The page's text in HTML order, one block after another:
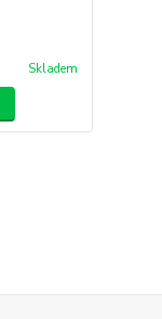
Skladem